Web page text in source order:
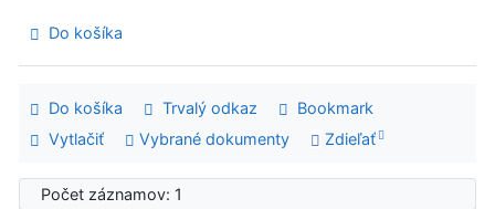
Do košíka
Do košíka Trvalý odkaz
Bookmark
Vytlačiť
Vybrané dokumenty Zdieľať
Počet záznamov: 1